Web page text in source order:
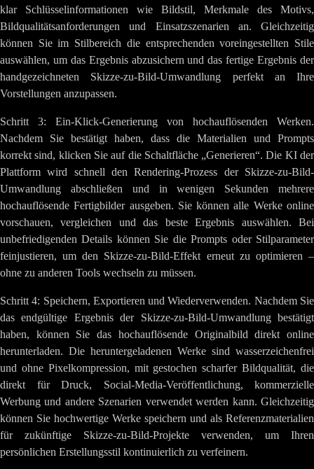
klar Schlüsselinformationen wie Bildstil, Merkmale des Motivs,
Bildqualitätsanforderungen und Einsatzszenarien an. Gleichzeitig
können Sie im Stilbereich die entsprechenden voreingestellten Stile
auswählen, um das Ergebnis abzusichern und das fertige Ergebnis der
handgezeichneten Skizze-zu-Bild-Umwandlung perfekt an Ihre
Vorstellungen anzupassen.
Schritt 3: Ein-Klick-Generierung von hochauflösenden Werken.
Nachdem Sie bestätigt haben, dass die Materialien und Prompts
korrekt sind, klicken Sie auf die Schaltfläche „Generieren“. Die KI der
Plattform wird schnell den Rendering-Prozess der Skizze-zu-Bild-
Umwandlung abschließen und in wenigen Sekunden mehrere
hochauflösende Fertigbilder ausgeben. Sie können alle Werke online
vorschauen, vergleichen und das beste Ergebnis auswählen. Bei
unbefriedigenden Details können Sie die Prompts oder Stilparameter
feinjustieren, um den Skizze-zu-Bild-Effekt erneut zu optimieren –
ohne zu anderen Tools wechseln zu müssen.
Schritt 4: Speichern, Exportieren und Wiederverwenden. Nachdem Sie
das endgültige Ergebnis der Skizze-zu-Bild-Umwandlung bestätigt
haben, können Sie das hochauflösende Originalbild direkt online
herunterladen. Die heruntergeladenen Werke sind wasserzeichenfrei
und ohne Pixelkompression, mit gestochen scharfer Bildqualität, die
direkt für Druck, Social-Media-Veröffentlichung, kommerzielle
Werbung und andere Szenarien verwendet werden kann. Gleichzeitig
können Sie hochwertige Werke speichern und als Referenzmaterialien
für zukünftige Skizze-zu-Bild-Projekte verwenden, um Ihren
persönlichen Erstellungsstil kontinuierlich zu verfeinern.